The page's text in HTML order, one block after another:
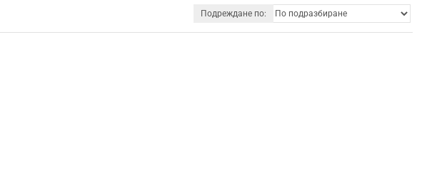
Подреждане по: